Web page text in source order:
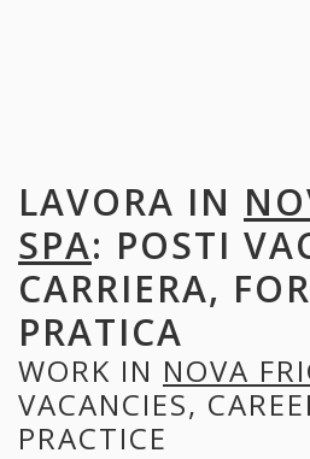
LAVORA IN
SPA: POSTI
CARRIERA,
PRATICA
WORK IN NOVA
VACANCIES,
PRACTICE